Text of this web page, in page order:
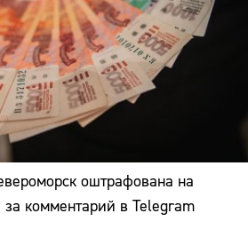
оштрафована на
комментарий в Telegram